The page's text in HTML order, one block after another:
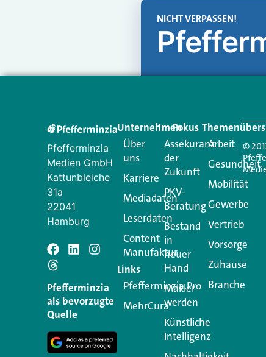
NICHT VERPASSEN!
Schreiben
Ihre E-Mail-Adresse
Kommentar
Pfefferminzia
Medien GmbH
Kattunbleiche
31a
22041
Hamburg
Pfefferminzia
als bevorzugte
Quelle
Unternehmen
Über
uns
Karriere
Mediadaten
Leserdaten
Content
Manufaktur
Links
Pfefferminzia.Pro
MehrCura
Im Fokus
Assekuranz
der
Zukunft
PKV-
Beratung
Bestand
in
neuer
Hand
Makler
werden
Künstliche
Intelligenz
Arbeit
Gesundheit
Mobilität
Gewerbe
Vertrieb
Vorsorge
Zuhause
Branche
©